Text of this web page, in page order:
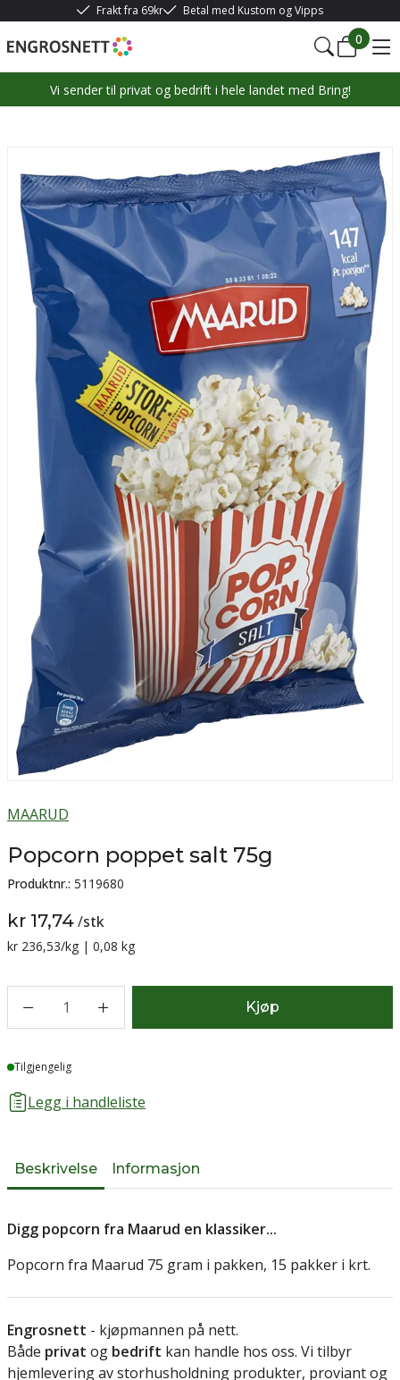
Frakt fra 69kr Betal med Kustom og Vipps
0
Vi sender til privat og bedrift i hele landet med Bring!
MAARUD
Popcorn poppet salt 75g
Produktnr.: 5119680
kr 17,74/stk
Sammenligning pris:
kr 236,53/kg | 0,08 kg
1 Kjøp
Lager
Tilgjengelig
Legg i handleliste
Beskrivelse Informasjon
Digg popcorn fra Maarud en klassiker...
Popcorn fra Maarud 75 gram i pakken, 15 pakker i krt.
Engrosnett - kjøpmannen på nett.
Både privat og bedrift kan handle hos oss. Vi tilbyr
hjemlevering av storhusholdning produkter, proviant og